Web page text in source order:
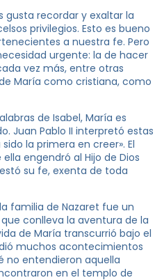
gusta recordar y exaltar la
privilegios. Esto es bueno
a nuestra fe. Pero
urgente: la de hacer
vez más, entre otras
María como cristiana, como
de Isabel, María es
Juan Pablo II interpretó estas
la primera en creer». El
engendró al Hijo de Dios
su fe, exenta de toda
familia de Nazaret fue un
conlleva la aventura de la
de María transcurrió bajo el
muchos acontecimientos
no entendieron aquella
en el templo de